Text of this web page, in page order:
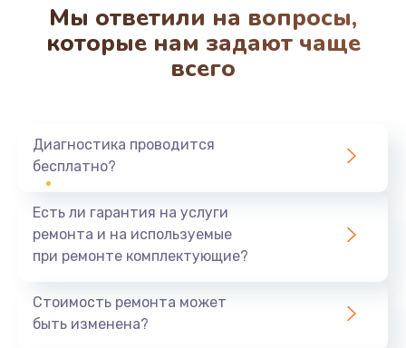
Мы ответили на вопросы,
которые нам задают чаще
всего
Диагностика проводится
бесплатно?
Есть ли гарантия на услуги
ремонта и на используемые
при ремонте комплектующие?
Стоимость ремонта может
быть изменена?